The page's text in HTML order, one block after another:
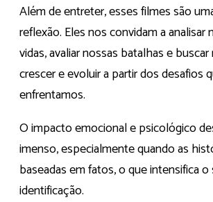
Além de entreter, esses filmes são
reflexão. Eles nos convidam a analisar
vidas, avaliar nossas batalhas e
crescer e evoluir a partir dos desafios
enfrentamos.
O impacto emocional e psicológico
imenso, especialmente quando as
baseadas em fatos, o que intensifica
identificação.